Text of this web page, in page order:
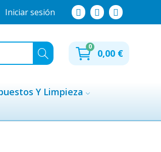
Iniciar sesión
0,00 €
0
Y Limpieza